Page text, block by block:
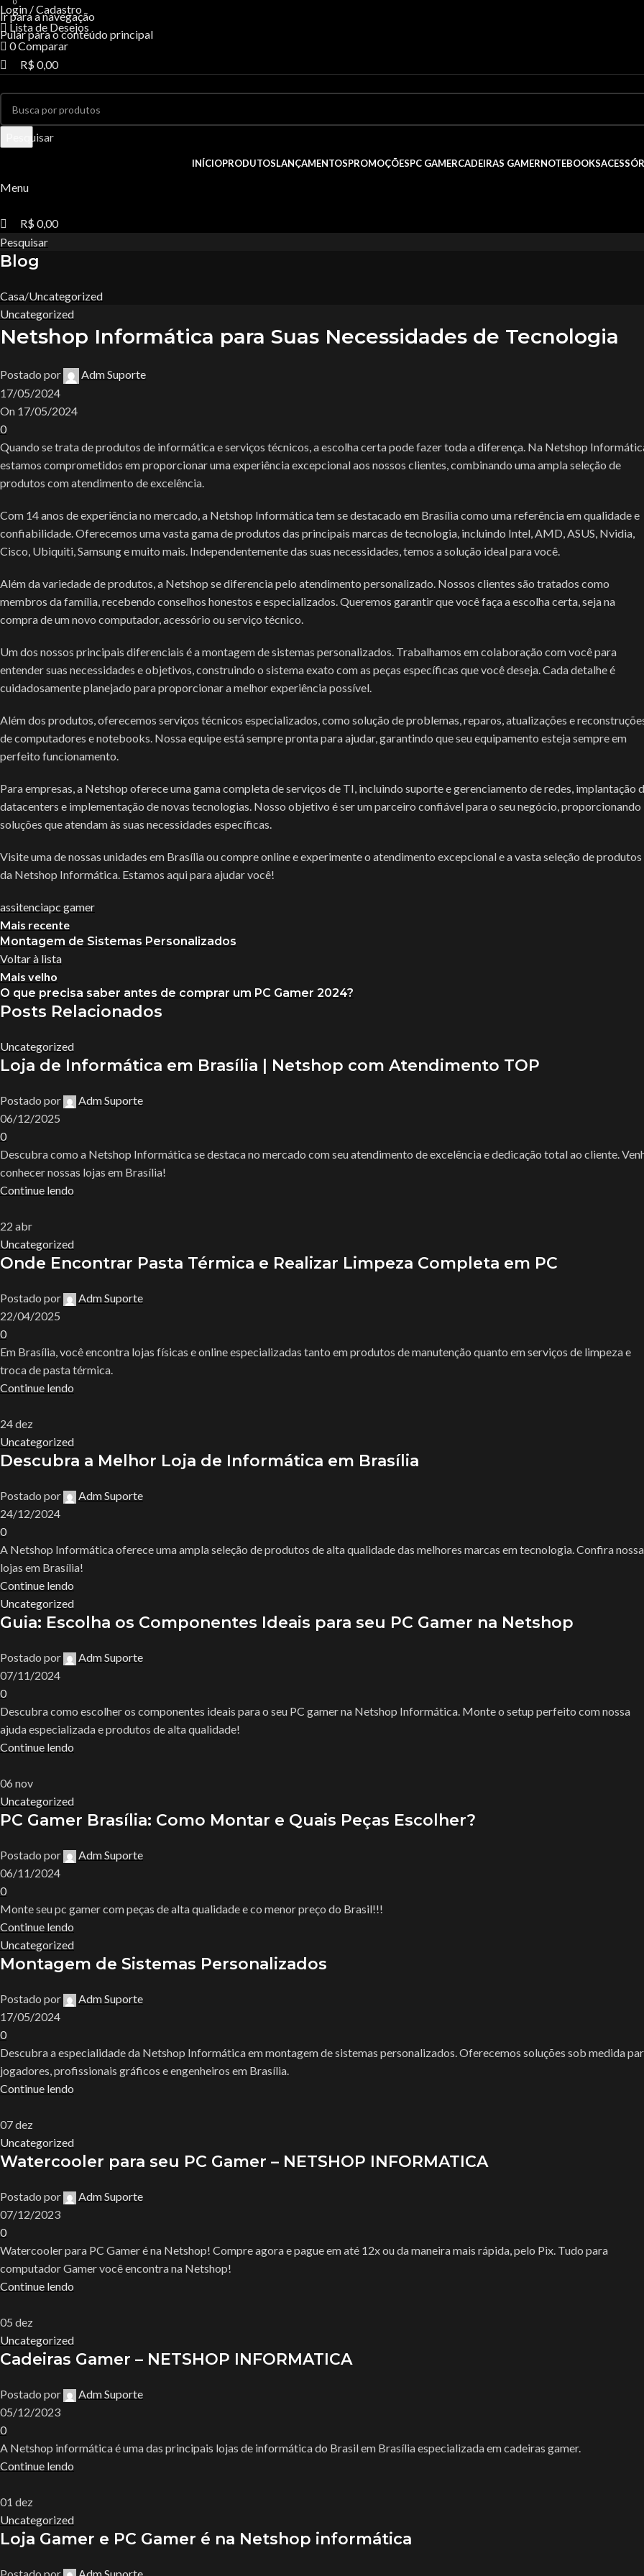
Ir para a navegação
Pular para o conteúdo principal
Login / Cadastro
Lista de Desejos
0Comparar
R$0,00
Pesquisar
INÍCIOPRODUTOSLANÇAMENTOSPROMOÇÕESPC GAMERCADEIRAS GAMERNOTEBOOKS
Menu
0
R$0,00
Pesquisar
Blog
Casa Uncategorized
Uncategorized
Netshop Informática para Suas Necessidades de Tecnologia
Postado por
Adm Suporte
17/05/2024
On 17/05/2024
0
Quando se trata de produtos de informática e serviços técnicos, a escolha certa pode fazer toda a diferença. Na Netshop
estamos comprometidos em proporcionar uma experiência excepcional aos nossos clientes, combinando uma ampla seleção de
produtos com atendimento de excelência.
Com 14 anos de experiência no mercado, a Netshop Informática tem se destacado em Brasília como uma referência em qualidade e
confiabilidade. Oferecemos uma vasta gama de produtos das principais marcas de tecnologia, incluindo Intel, AMD, ASUS, Nvidia,
Cisco, Ubiquiti, Samsung e muito mais. Independentemente das suas necessidades, temos a solução ideal para você.
Além da variedade de produtos, a Netshop se diferencia pelo atendimento personalizado. Nossos clientes são tratados como
membros da família, recebendo conselhos honestos e especializados. Queremos garantir que você faça a escolha certa, seja na
compra de um novo computador, acessório ou serviço técnico.
Um dos nossos principais diferenciais é a montagem de sistemas personalizados. Trabalhamos em colaboração com você para
entender suas necessidades e objetivos, construindo o sistema exato com as peças específicas que você deseja. Cada detalhe é
cuidadosamente planejado para proporcionar a melhor experiência possível.
Além dos produtos, oferecemos serviços técnicos especializados, como solução de problemas, reparos, atualizações e
de computadores e notebooks. Nossa equipe está sempre pronta para ajudar, garantindo que seu equipamento esteja sempre em
perfeito funcionamento.
Para empresas, a Netshop oferece uma gama completa de serviços de TI, incluindo suporte e gerenciamento de redes, implantação
datacenters e implementação de novas tecnologias. Nosso objetivo é ser um parceiro confiável para o seu negócio, proporcionando
soluções que atendam às suas necessidades específicas.
Visite uma de nossas unidades em Brasília ou compre online e experimente o atendimento excepcional e a vasta seleção de produtos
da Netshop Informática. Estamos aqui para ajudar você!
assitenciapc gamer
Mais recente
Montagem de Sistemas Personalizados
Voltar à lista
Mais velho
O que precisa saber antes de comprar um PC Gamer 2024?
Posts Relacionados
Uncategorized
Loja de Informática em Brasília | Netshop com Atendimento TOP
Postado por
Adm Suporte
06/12/2025
0
Descubra como a Netshop Informática se destaca no mercado com seu atendimento de excelência e dedicação total ao cliente.
conhecer nossas lojas em Brasília!
Continue lendo
22 abr
Uncategorized
Onde Encontrar Pasta Térmica e Realizar Limpeza Completa em PC
Postado por
Adm Suporte
22/04/2025
0
Em Brasília, você encontra lojas físicas e online especializadas tanto em produtos de manutenção quanto em serviços de limpeza e
troca de pasta térmica.
Continue lendo
24dez
Uncategorized
Descubra a Melhor Loja de Informática em Brasília
Postado por
Adm Suporte
24/12/2024
0
A Netshop Informática oferece uma ampla seleção de produtos de alta qualidade das melhores marcas em tecnologia. Confira
lojas em Brasília!
Continue lendo
Uncategorized
Guia: Escolha os Componentes Ideais para seu PC Gamer na Netshop
Postado por
Adm Suporte
07/11/2024
0
Descubra como escolher os componentes ideais para o seu PC gamer na Netshop Informática. Monte o setup perfeito com nossa
ajuda especializada e produtos de alta qualidade!
Continue lendo
06 nov
Uncategorized
PC Gamer Brasília: Como Montar e Quais Peças Escolher?
Postado por
Adm Suporte
06/11/2024
0
Monte seu pc gamer com peças de alta qualidade e co menor preço do Brasil!!!
Continue lendo
Uncategorized
Montagem de Sistemas Personalizados
Postado por
Adm Suporte
17/05/2024
0
Descubra a especialidade da Netshop Informática em montagem de sistemas personalizados. Oferecemos soluções sob medida
jogadores, profissionais gráficos e engenheiros em Brasília.
Continue lendo
07dez
Uncategorized
Watercooler para seu PC Gamer – NETSHOP INFORMATICA
Postado por
Adm Suporte
07/12/2023
0
Watercooler para PC Gamer é na Netshop! Compre agora e pague em até 12x ou da maneira mais rápida, pelo Pix. Tudo para
computador Gamer você encontra na Netshop!
Continue lendo
05 dez
Uncategorized
Cadeiras Gamer – NETSHOP INFORMATICA
Postado por
Adm Suporte
05/12/2023
0
A Netshop informática é uma das principais lojas de informática do Brasil em Brasília especializada em cadeiras gamer.
Continue lendo
01 dez
Uncategorized
Loja Gamer e PC Gamer é na Netshop informática
0